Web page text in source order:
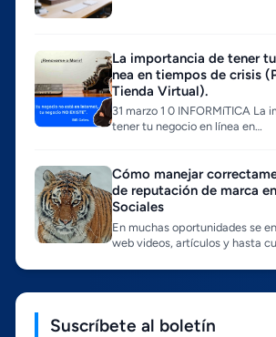
La importancia de tener
nea en tiempos de crisis
Tienda Virtual).
31 marzo 1 0 INFORMíTICA La importancia de
tener tu negocio en lí­nea en…
Cómo manejar
de reputación de marca
Sociales
En muchas oportunidades se
web videos, artí­culos y hasta
Suscríbete al boletín